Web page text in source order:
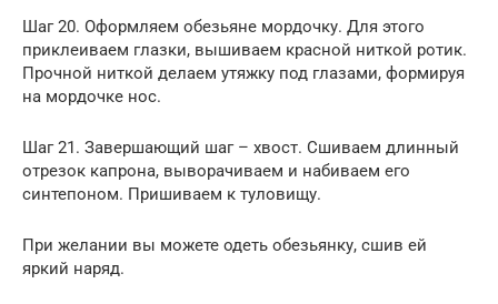
Шаг 20. Оформляем обезьяне мордочку. Для этого
приклеиваем глазки, вышиваем красной ниткой ротик.
Прочной ниткой делаем утяжку под глазами, формируя
на мордочке нос.
Шаг 21. Завершающий шаг – хвост. Сшиваем длинный
отрезок капрона, выворачиваем и набиваем его
синтепоном. Пришиваем к туловищу.
При желании вы можете одеть обезьянку, сшив ей
яркий наряд.